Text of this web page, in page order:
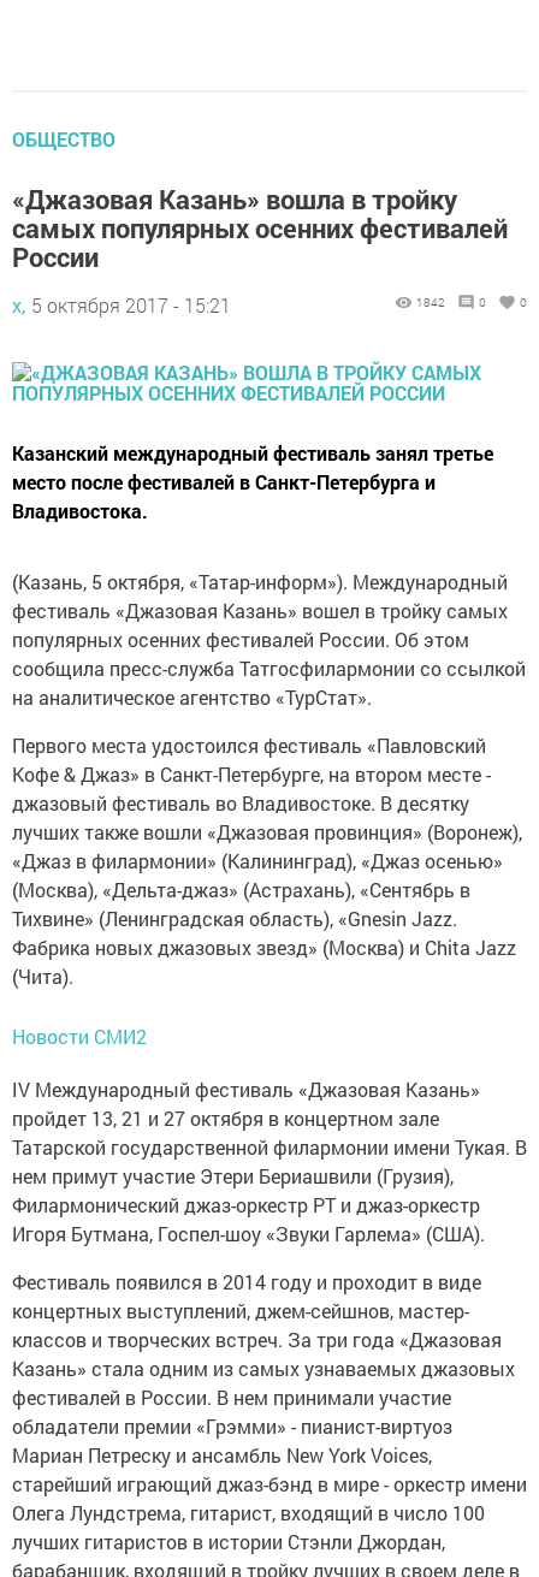
ОБЩЕСТВО
«Джазовая Казань» вошла в тройку
самых популярных осенних фестивалей
России
х, 5 октября 2017 - 15:21 1842 0 0
Казанский международный фестиваль занял третье
место после фестивалей в Санкт-Петербурга и
Владивостока.
(Казань, 5 октября, «Татар-информ»). Международный
фестиваль «Джазовая Казань» вошел в тройку самых
популярных осенних фестивалей России. Об этом
сообщила пресс-служба Татгосфилармонии со ссылкой
на аналитическое агентство «ТурСтат».
Первого места удостоился фестиваль «Павловский
Кофе & Джаз» в Санкт-Петербурге, на втором месте -
джазовый фестиваль во Владивостоке. В десятку
лучших также вошли «Джазовая провинция» (Воронеж),
«Джаз в филармонии» (Калининград), «Джаз осенью»
(Москва), «Дельта-джаз» (Астрахань), «Сентябрь в
Тихвине» (Ленинградская область), «Gnesin Jazz.
Фабрика новых джазовых звезд» (Москва) и Chita Jazz
(Чита).
Новости СМИ2
IV Международный фестиваль «Джазовая Казань»
пройдет 13, 21 и 27 октября в концертном зале
Татарской государственной филармонии имени Тукая. В
нем примут участие Этери Бериашвили (Грузия),
Филармонический джаз-оркестр РТ и джаз-оркестр
Игоря Бутмана, Госпел-шоу «Звуки Гарлема» (США).
Фестиваль появился в 2014 году и проходит в виде
концертных выступлений, джем-сейшнов, мастер-
классов и творческих встреч. За три года «Джазовая
Казань» стала одним из самых узнаваемых джазовых
фестивалей в России. В нем принимали участие
обладатели премии «Грэмми» - пианист-виртуоз
Мариан Петреску и ансамбль New York Voices,
старейший играющий джаз-бэнд в мире - оркестр имени
Олега Лундстрема, гитарист, входящий в число 100
лучших гитаристов в истории Стэнли Джордан,
барабанщик, входящий в тройку лучших в своем деле в